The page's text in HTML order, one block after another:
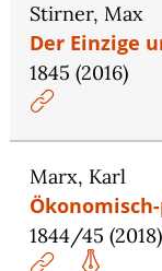
Stirner, Max
Der Einzige
1845 (2016)
Marx, Karl
1844/45 (2018)